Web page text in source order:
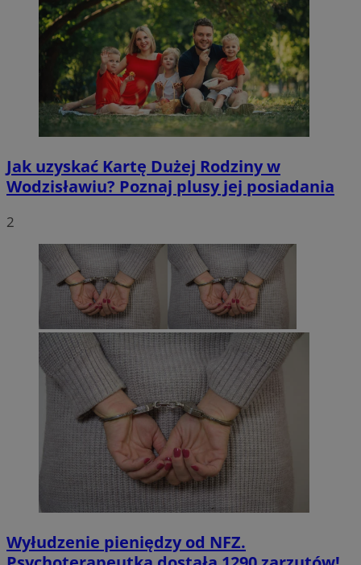
Jak uzyskać Kartę Dużej Rodziny w
Wodzisławiu? Poznaj plusy jej posiadania
2
Wyłudzenie pieniędzy od NFZ.